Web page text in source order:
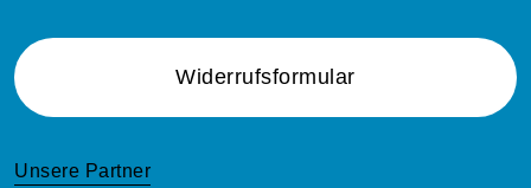
Widerrufsformular
Unsere Partner